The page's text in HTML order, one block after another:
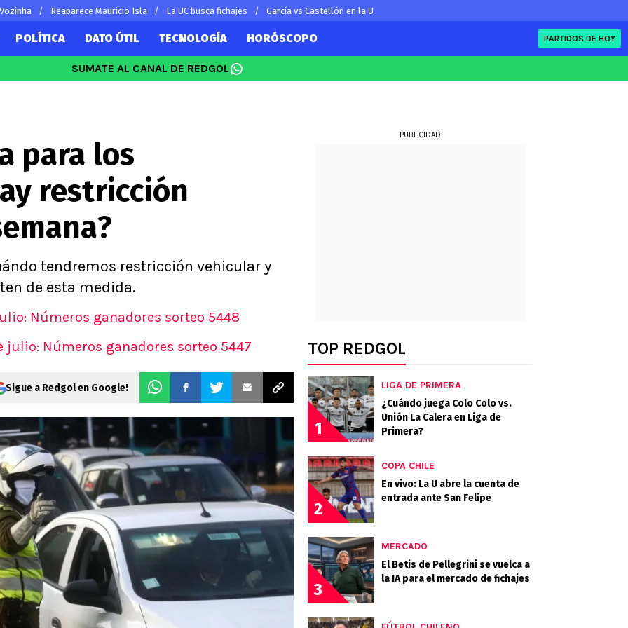
Reaparece Mauricio Isla La UC busca fichajes García vs Castellón en la U
por el mundo
Fútbol Argentino
Fútbol Brasileño
del día
POLÍTICA DATO ÚTIL TECNOLOGÍA HORÓSCOPO PARTIDOS DE HOY
SUMATE AL CANAL DE REDGOL
para los
restricción
tendremos restricción vehicular y
de esta medida.
Números ganadores sorteo 5448
julio: Números ganadores sorteo 5447
Sigue a Redgol en Google!
PUBLICIDAD
TOP REDGOL
1
LIGA DE PRIMERA
¿Cuándo juega Colo Colo vs.
Unión La Calera en Liga de
Primera?
2
COPA CHILE
En vivo: La U abre la cuenta de
entrada ante San Felipe
3
MERCADO
El Betis de Pellegrini se vuelca a
la IA para el mercado de fichajes